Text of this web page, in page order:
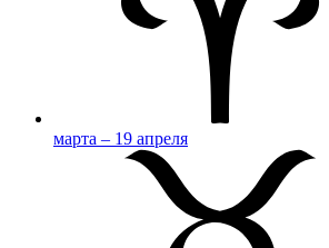
марта – 19 апреля